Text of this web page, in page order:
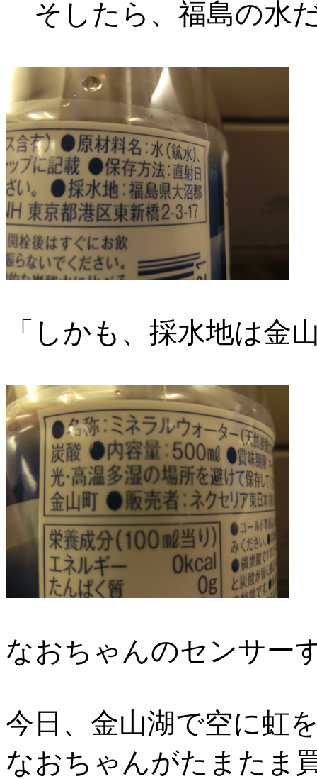
そしたら、福島の水
「しかも、採水地は金
なおちゃんのセンサー
今日、金山湖で空に虹
なおちゃんがたまたま